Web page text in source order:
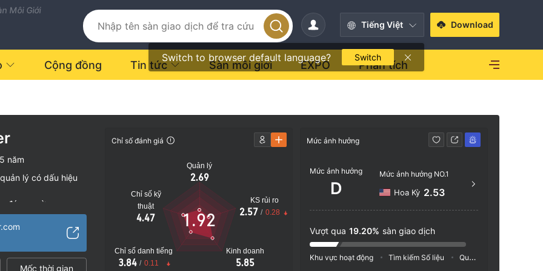
Môi Giới
Tiếng Việt
Switch to browser default language? Switch
Download
Cộng đồng Tin tức Sàn môi giới EXPO Phân tích
lý
năm
lý có dấu hiệu
đáng ngờ
Mốc thời gian
Chỉ số đánh giá
Quản lý
2.69
Chỉ số kỹ
thuật
4.47
Chỉ số danh tiếng
3.84 / 0.11
Kinh doanh
5.85
KS rủi ro
2.57 / 0.28
1.92
Mức ảnh hưởng
Mức ảnh hưởng
D
Mức ảnh hưởng NO.1
Hoa Kỳ 2.53
Vượt qua 19.20% sàn giao dịch
Khu vực hoạt động Tìm kiếm Số liệu Quảng cáo